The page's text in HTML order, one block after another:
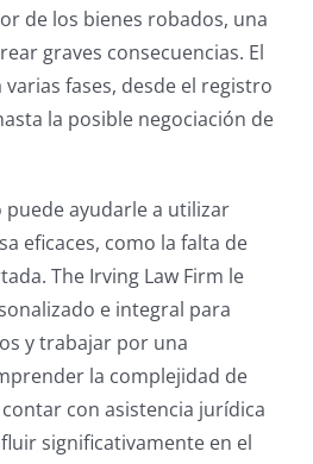
de los bienes robados, una
graves consecuencias. El
fases, desde el registro
la posible negociación de
ayudarle a utilizar
eficaces, como la falta de
The Irving Law Firm le
e integral para
y trabajar por una
la complejidad de
con asistencia jurídica
significativamente en el